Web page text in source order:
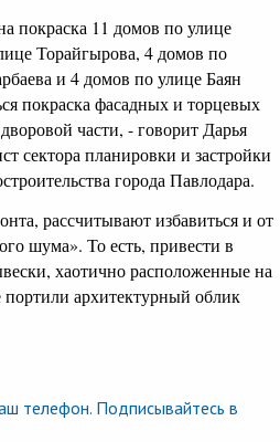
покраска 11 домов по улице
Торайгырова, 4 домов по
и 4 домов по улице Баян
покраска фасадных и торцевых
части, - говорит Дарья
сектора планировки и застройки
города Павлодара.
рассчитывают избавиться и от
шума». То есть, привести в
хаотично расположенные на
архитектурный облик
телефон. Подписывайтесь в